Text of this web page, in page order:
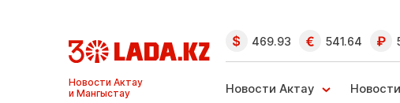
Новости Актау
и Мангыстау
469.93 541.64
Новости Актау